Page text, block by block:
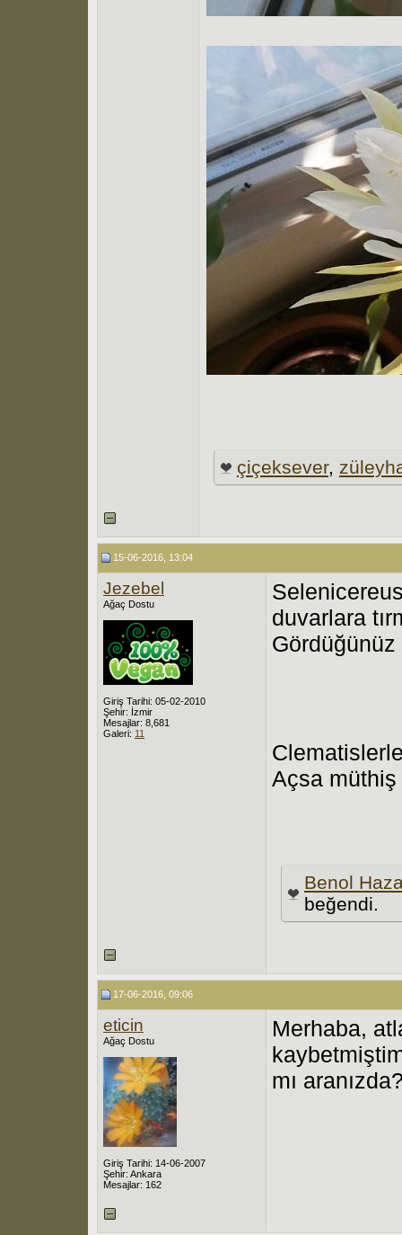
çiçeksever,
15-06-2016, 13:04
Jezebel
Ağaç Dostu
Giriş Tarihi: 05-02-2010
Şehir: İzmir
Mesajlar: 8,681
Galeri: 11
duvarlara
Açsa
Benol
beğendi.
17-06-2016, 09:06
eticin
Ağaç Dostu
Giriş Tarihi: 14-06-2007
Şehir: Ankara
Mesajlar: 162
Merhaba,
mı